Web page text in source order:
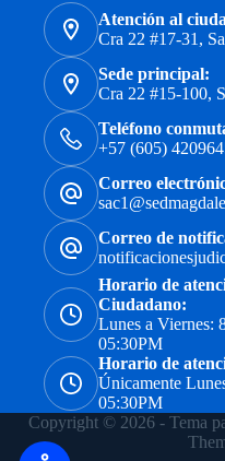
Atención al
Cra 22 #17-31,
Sede principal:
Cra 22 #15-100,
Teléfono
+57 (605)
Correo
Correo de
Horario de
Ciudadano:
Lunes a
05:30PM
Horario de
Únicamente
05:30PM
Copyright © 2026 - Tema